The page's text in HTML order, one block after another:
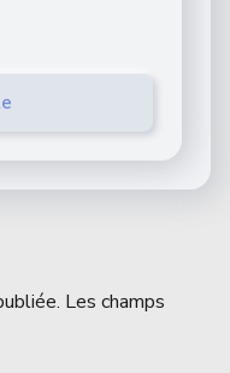
Les champs